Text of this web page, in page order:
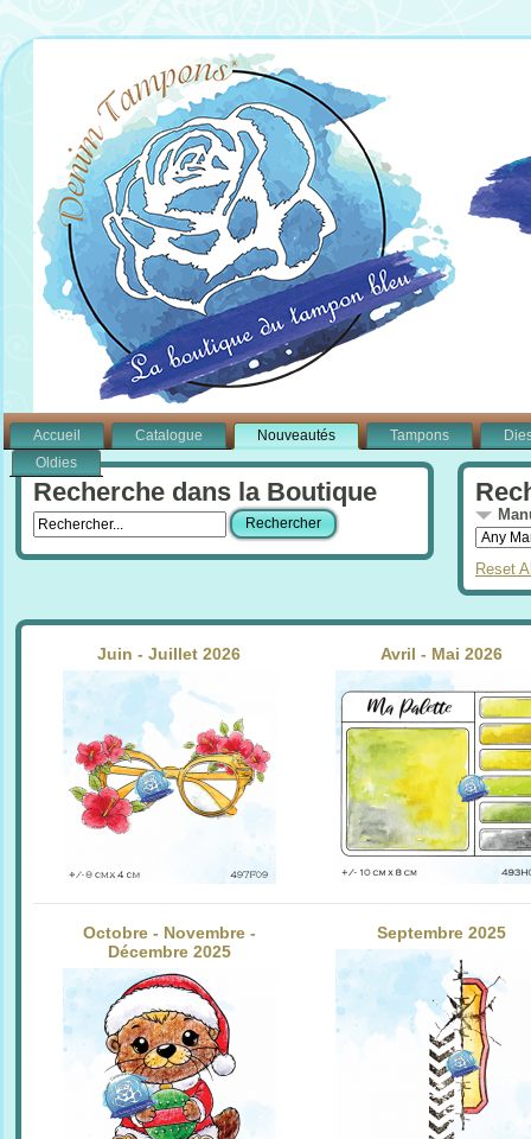
Accueil Catalogue Nouveautés Tampons
Oldies
Recherche dans la Boutique
Reset
Juin - Juillet 2026 Avril - Mai 2026
Octobre - Novembre -
Décembre 2025
Septembre 2025